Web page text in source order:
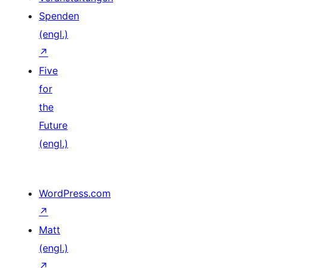
Spenden
(engl.)
↗
Five
for
the
Future
(engl.)
WordPress.com
↗
Matt
(engl.)